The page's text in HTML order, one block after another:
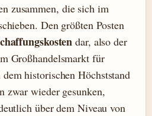
zusammen, die sich im
Den größten Posten
dar, also der
Großhandelsmarkt für
historischen Höchststand
zwar wieder gesunken,
über dem Niveau von